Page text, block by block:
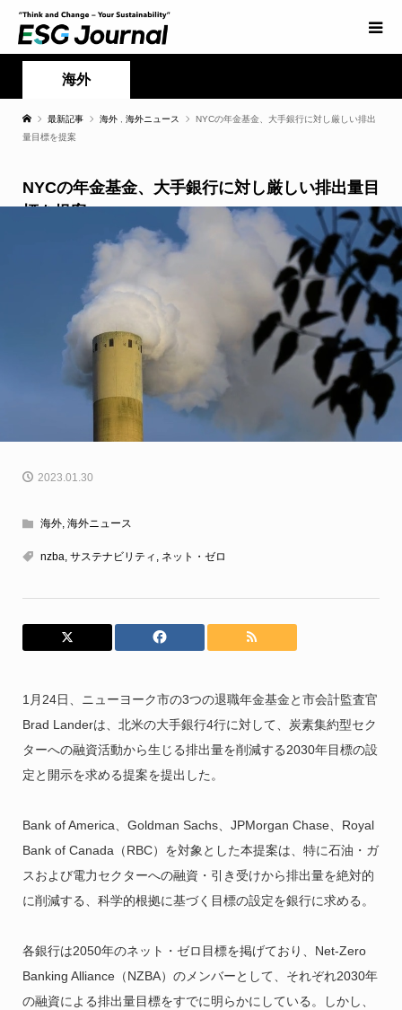
海外
最新記事 海外 海外ニュース
NYCの年金基金、大手銀行に対し厳しい排出
量目標を提案
NYCの年金基金、大手銀行に対し厳しい排出量目
標を提案
2023.01.30
海外, 海外ニュース
nzba, サステナビリティ , ネット・ゼロ
1月24日、ニューヨーク市の3つの退職年金基金と市会計監査官
Brad Landerは、北米の大手銀行4行に対して、炭素集約型セク
ターへの融資活動から生じる排出量を削減する2030年目標の設
定と開示を求める提案を提出した。
Bank of America、Goldman Sachs、JPMorgan Chase、Royal
Bank of Canada（RBC）を対象とした本提案は、特に石油・ガ
スおよび電力セクターへの融資・引き受けから排出量を絶対的
に削減する、科学的根拠に基づく目標の設定を銀行に求める。
各銀行は2050年のネット・ゼロ目標を掲げており、Net-Zero
Banking Alliance（NZBA）のメンバーとして、それぞれ2030年
の融資による排出量目標をすでに明らかにしている。しかし、